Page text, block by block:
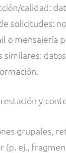
calidad:
solicitudes:
o mensajería
similares:
y
grupales,
(p. ej.,